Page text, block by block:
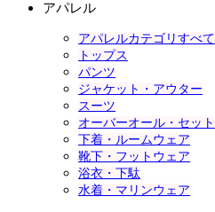
アパレル
アパレルカテゴリすべて
トップス
パンツ
ジャケット・アウター
スーツ
オーバーオール・セッ
下着・ルームウェア
靴下・フットウェア
浴衣・下駄
水着・マリンウェア